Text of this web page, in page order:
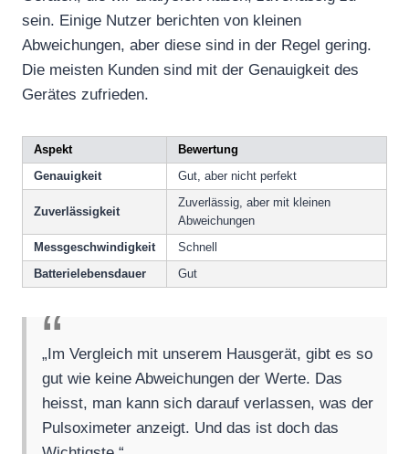
sein. Einige Nutzer berichten von kleinen
Abweichungen, aber diese sind in der Regel gering.
Die meisten Kunden sind mit der Genauigkeit des
Gerätes zufrieden.
Aspekt
Bewertung
Genauigkeit
Gut, aber nicht perfekt
Zuverlässigkeit
Zuverlässig, aber mit kleinen
Abweichungen
Messgeschwindigkeit
Schnell
Batterielebensdauer
Gut
„Im Vergleich mit unserem Hausgerät, gibt es so
gut wie keine Abweichungen der Werte. Das
heisst, man kann sich darauf verlassen, was der
Pulsoximeter anzeigt. Und das ist doch das